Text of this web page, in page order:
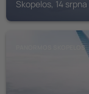
Skopelos, 14
PANORMOS SKOPELOS